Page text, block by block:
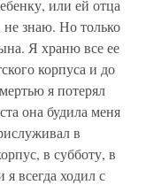
или ей отца
знаю. Но только
Я храню все ее
корпуса и до
я потерял
она будила меня
в
в субботу, в
всегда ходил с